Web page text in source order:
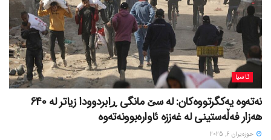
ئاسیا
نەتەوە یەکگرتووەکان: لە سێ مانگی ڕابردوودا زیاتر لە 640
هەزار فەڵەستینی لە غەززە ئاوارەبوونەتەوە
حوزه‌یران 6, 2025